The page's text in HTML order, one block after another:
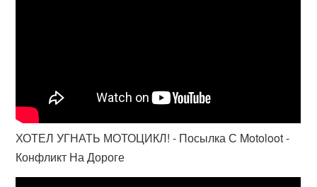
ХОТЕЛ УГНАТЬ МОТОЦИКЛ! - Посылка С Motoloot -
Конфликт На Дороге